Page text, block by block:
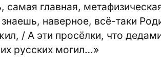
главная,
наверное, всё-таки
/ А эти просёлки, что
русских могил…»